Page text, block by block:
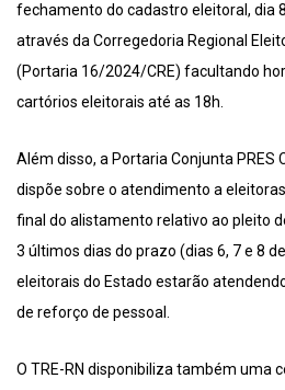
fechamento do cadastro eleitoral, dia
através da Corregedoria Regional
(Portaria 16/2024/CRE) facultando
cartórios eleitorais até as 18h.
Além disso, a Portaria Conjunta PRES
dispõe sobre o atendimento a
final do alistamento relativo ao pleito
3 últimos dias do prazo (dias 6, 7 e 8
eleitorais do Estado estarão
de reforço de pessoal.
O TRE-RN disponibiliza também uma